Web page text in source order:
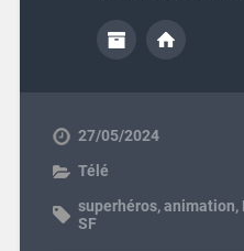
27/05/2024
Télé
superhéros,animation,
SF